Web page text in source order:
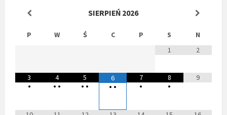
SIERPIEŃ 2026
P W Ś C P S
N
1
2
3
•
4
• •
5
• •
6
• •
7
•
8
•
9